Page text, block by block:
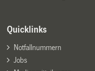
Quicklinks
Notfallnummern
Jobs